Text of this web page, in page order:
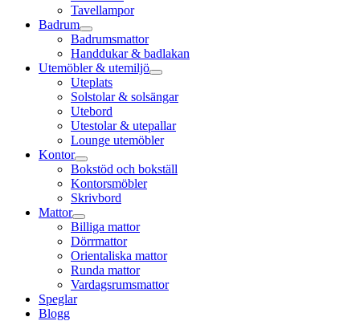
Tavellampor
Badrum
Badrumsmattor
Handdukar & badlakan
Utemöbler & utemiljö
Uteplats
Solstolar & solsängar
Utebord
Utestolar & utepallar
Lounge utemöbler
Kontor
Bokstöd och bokställ
Kontorsmöbler
Skrivbord
Mattor
Billiga mattor
Dörrmattor
Orientaliska mattor
Runda mattor
Vardagsrumsmattor
Speglar
Blogg